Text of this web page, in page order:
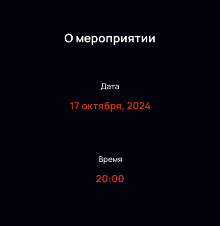
О мероприятии
Дата
17 октября, 2024
Время
20:00